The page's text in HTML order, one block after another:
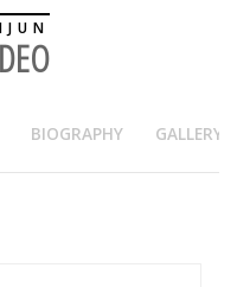
BIOGRAPHY GALLERY